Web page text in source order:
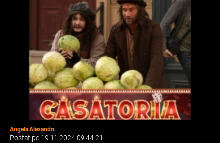
Angela Alexandru
Postat pe 19.11.2024 09:44:21